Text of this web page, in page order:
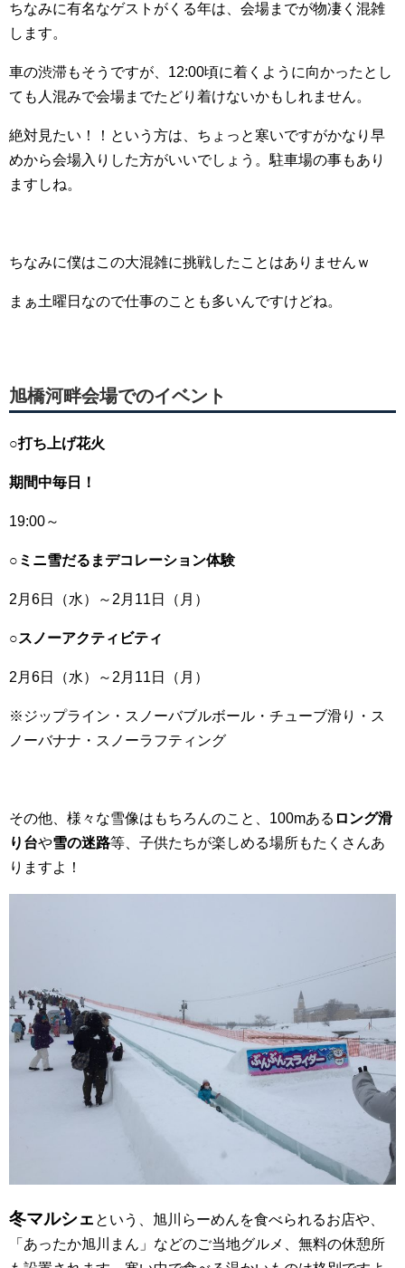
ちなみに有名なゲストがくる年は、会場までが物凄く混雑
します。
車の渋滞もそうですが、12:00頃に着くように向かったとし
ても人混みで会場までたどり着けないかもしれません。
絶対見たい！！という方は、ちょっと寒いですがかなり早
めから会場入りした方がいいでしょう。駐車場の事もあり
ますしね。
ちなみに僕はこの大混雑に挑戦したことはありませんｗ
まぁ土曜日なので仕事のことも多いんですけどね。
旭橋河畔会場でのイベント
○打ち上げ花火
期間中毎日！
19:00～
○ミニ雪だるまデコレーション体験
2月6日（水）～2月11日（月）
○スノーアクティビティ
2月6日（水）～2月11日（月）
※ジップライン・スノーバブルボール・チューブ滑り・ス
ノーバナナ・スノーラフティング
その他、様々な雪像はもちろんのこと、100mある ロング滑
り台や雪の迷路等、子供たちが楽しめる場所もたくさんあ
りますよ！
冬マルシェ という、旭川らーめんを食べられるお店や、
「あったか旭川まん」などのご当地グルメ、無料の休憩所